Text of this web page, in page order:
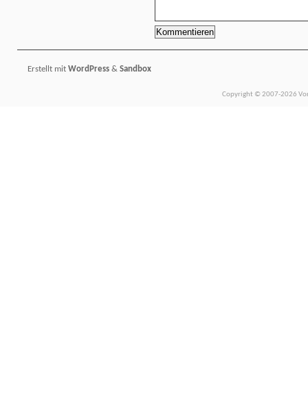
Erstellt mit WordPress & Sandbox
Copyright © 2007-2026